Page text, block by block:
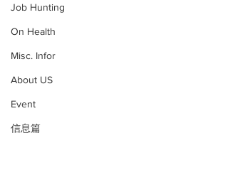
Job Hunting
On Health
Misc. Infor
About US
Event
信息篇